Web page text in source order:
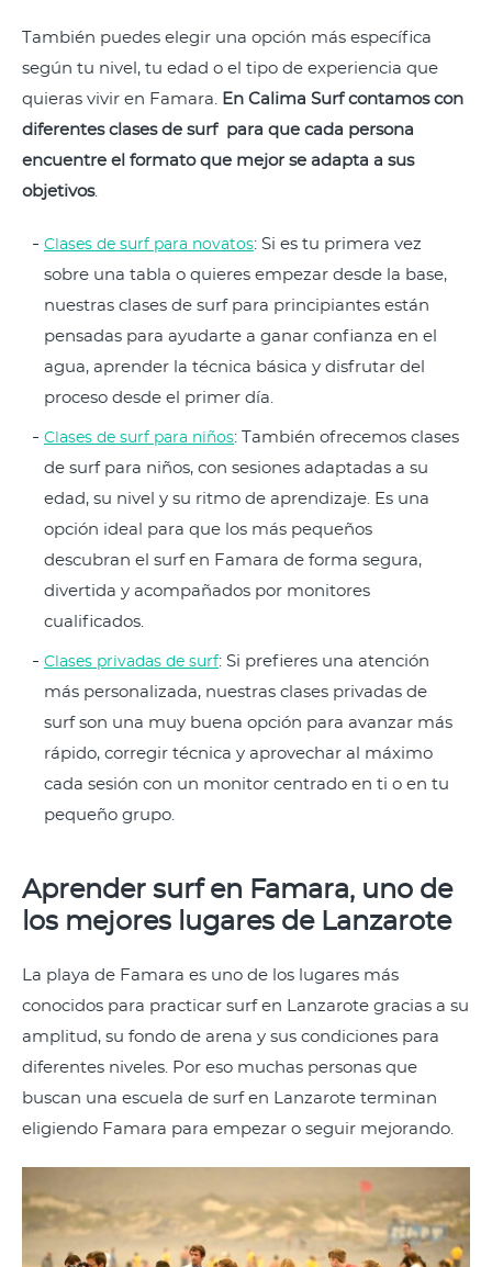
También puedes elegir una opción más específica
según tu nivel, tu edad o el tipo de experiencia que
quieras vivir en Famara. En Calima Surf contamos con
diferentes clases de surf para que cada persona
encuentre el formato que mejor se adapta a sus
objetivos.
Clases de surf para novatos: Si es tu primera vez
sobre una tabla o quieres empezar desde la base,
nuestras clases de surf para principiantes están
pensadas para ayudarte a ganar confianza en el
agua, aprender la técnica básica y disfrutar del
proceso desde el primer día.
Clases de surf para niños: También ofrecemos clases
de surf para niños, con sesiones adaptadas a su
edad, su nivel y su ritmo de aprendizaje. Es una
opción ideal para que los más pequeños
descubran el surf en Famara de forma segura,
divertida y acompañados por monitores
cualificados.
Clases privadas de surf: Si prefieres una atención
más personalizada, nuestras clases privadas de
surf son una muy buena opción para avanzar más
rápido, corregir técnica y aprovechar al máximo
cada sesión con un monitor centrado en ti o en tu
pequeño grupo.
Aprender surf en Famara, uno de
los mejores lugares de Lanzarote
La playa de Famara es uno de los lugares más
conocidos para practicar surf en Lanzarote gracias a su
amplitud, su fondo de arena y sus condiciones para
diferentes niveles. Por eso muchas personas que
buscan una escuela de surf en Lanzarote terminan
eligiendo Famara para empezar o seguir mejorando.